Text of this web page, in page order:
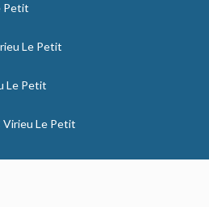
Petit
Le Petit
Le Petit
Virieu Le Petit